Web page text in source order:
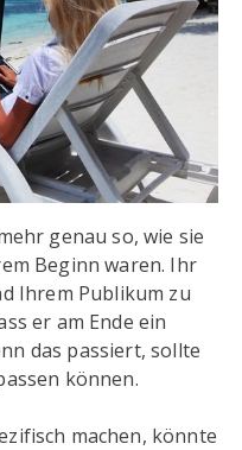
genau so, wie sie
Beginn waren. Ihr
Ihrem Publikum zu
er am Ende ein
das passiert, sollte
können.
machen, könnte